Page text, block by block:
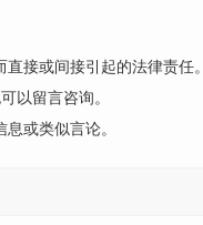
接或间接引起的法律责任。
以留言咨询。
或类似言论。